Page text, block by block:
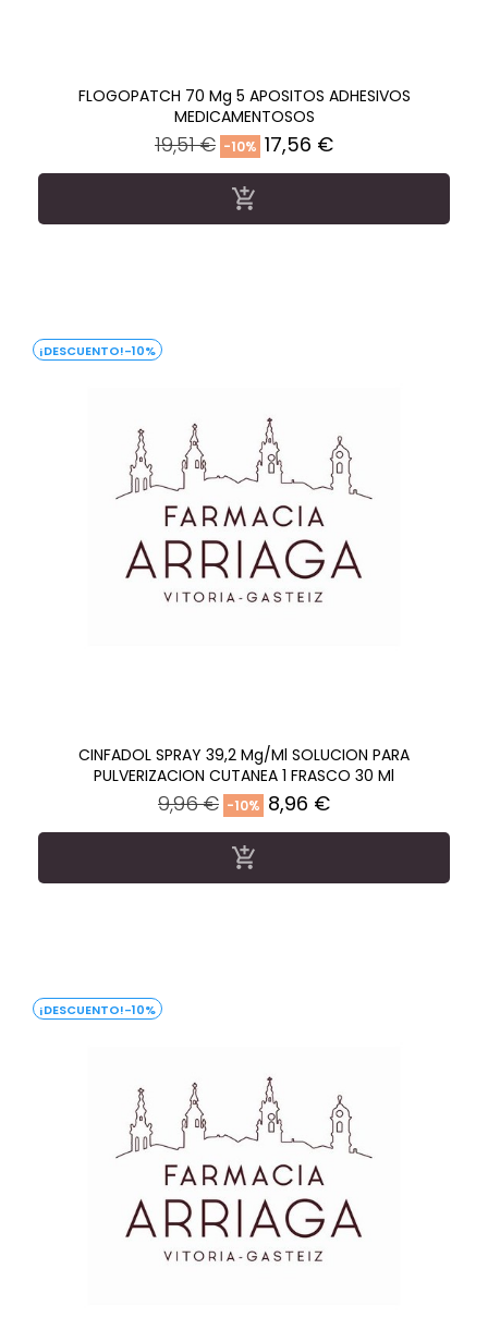
FLOGOPATCH 70 Mg 5 APOSITOS ADHESIVOS
MEDICAMENTOSOS
Precio
regular
19,51 € -10% Precio
17,56 €

-10%
CINFADOL SPRAY 39,2 Mg/ml SOLUCION PARA
PULVERIZACION CUTANEA 1 FRASCO 30 Ml
Precio
regular
9,96 € -10% Precio
8,96 €

-10%